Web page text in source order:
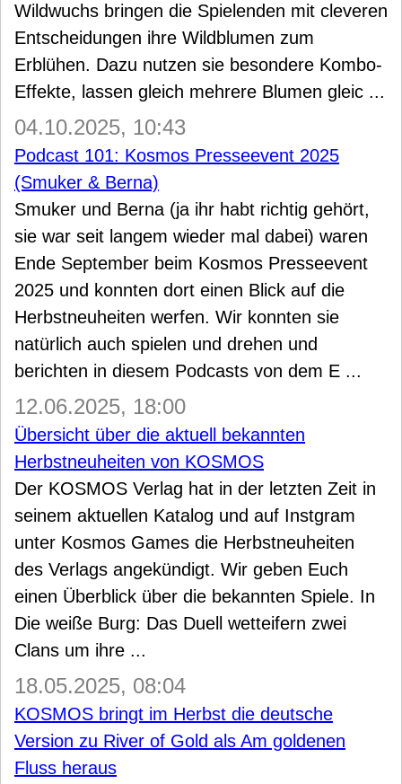
Wildwuchs bringen die Spielenden mit cleveren
Entscheidungen ihre Wildblumen zum
Erblühen. Dazu nutzen sie besondere Kombo-
Effekte, lassen gleich mehrere Blumen gleic ...
04.10.2025, 10:43
Podcast 101: Kosmos Presseevent 2025
(Smuker & Berna)
Smuker und Berna (ja ihr habt richtig gehört,
sie war seit langem wieder mal dabei) waren
Ende September beim Kosmos Presseevent
2025 und konnten dort einen Blick auf die
Herbstneuheiten werfen. Wir konnten sie
natürlich auch spielen und drehen und
berichten in diesem Podcasts von dem E ...
12.06.2025, 18:00
Übersicht über die aktuell bekannten
Herbstneuheiten von KOSMOS
Der KOSMOS Verlag hat in der letzten Zeit in
seinem aktuellen Katalog und auf Instgram
unter Kosmos Games die Herbstneuheiten
des Verlags angekündigt. Wir geben Euch
einen Überblick über die bekannten Spiele. In
Die weiße Burg: Das Duell wetteifern zwei
Clans um ihre ...
18.05.2025, 08:04
KOSMOS bringt im Herbst die deutsche
Version zu River of Gold als Am goldenen
Fluss heraus